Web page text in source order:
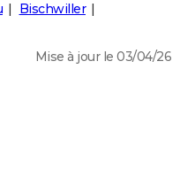
Bischwiller
Mise à jour le 03/04/26